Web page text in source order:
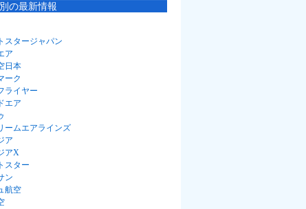
の最新情報
スタージャパン
ア
日本
ーク
ライヤー
エア
ームエアラインズ
ア
アX
スター
ン
航空